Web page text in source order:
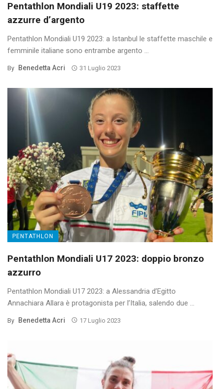
Pentathlon Mondiali U19 2023: staffette
azzurre d’argento
Pentathlon Mondiali U19 2023: a Istanbul le staffette maschile e
femminile italiane sono entrambe argento ...
By Benedetta Acri 31 Luglio 2023
PENTATHLON
Pentathlon Mondiali U17 2023: doppio bronzo
azzurro
Pentathlon Mondiali U17 2023: a Alessandria d’Egitto
Annachiara Allara è protagonista per l’Italia, salendo due ...
By Benedetta Acri 17 Luglio 2023